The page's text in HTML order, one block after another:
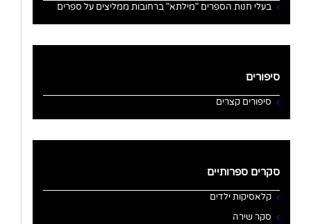
בעלי חנות הספרים "מילתא" ברחובות ממליצים על ספרים
סיפורים
סיפורים קצרים
סקרים ספרותיים
קלאסיקות ילדים
סקר שירה